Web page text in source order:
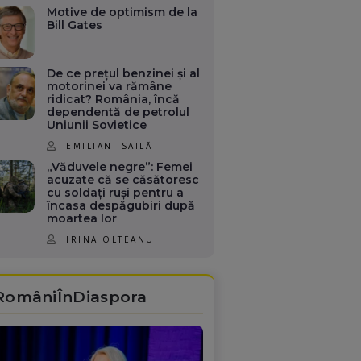
Motive de optimism de la
Bill Gates
De ce prețul benzinei și al
motorinei va rămâne
ridicat? România, încă
dependentă de petrolul
Uniunii Sovietice
EMILIAN ISAILĂ
„Văduvele negre”: Femei
acuzate că se căsătoresc
cu soldați ruși pentru a
încasa despăgubiri după
moartea lor
IRINA OLTEANU